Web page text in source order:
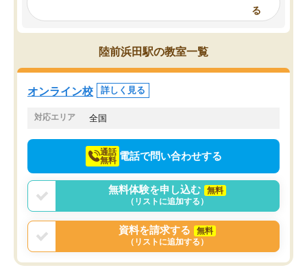
み、徐々に成績が上がったらいいなと
思っていました。何が今足りないのか
を的確に指導いただき、子どももびっ
くりするほど楽しんでやる気を持って
塾を受けています。狙い通り、少しず
つ成績も上がり、苦手意識も無くなっ
てきたので、さらに苦手な数学も追加
でお願いしました。来年の高校受験に
頂いて、とてもわかり
していました。一生を
スト、多少お金がかかっ
思い切って入塾してよか
る
陸前浜田駅の教室一覧
オンライン校 詳しく見る
対応エリア 全国
通話
無料 電話で問い合わせする
無料体験を申し込む
無料
（リストに追加する）
資料を請求する
無料
（リストに追加する）